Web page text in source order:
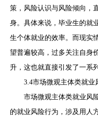
策，风险认识与风险倾向，
身。具体来说，毕业生的就
生个体就业的效率。而现实
望普遍较高，过多关注自身
升，这也就直接引发了一系
3.4市场微观主体类就业
市场微观主体类就业风
的就业风险行为，涉及用人